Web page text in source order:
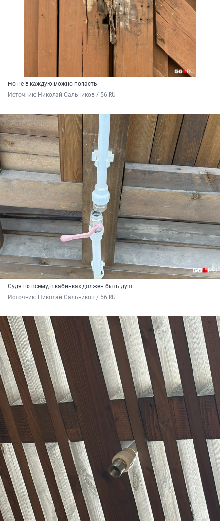
Но не в каждую можно попасть
Источник: Николай Сальников / 56.RU
Судя по всему, в кабинках должен быть душ
Источник: Николай Сальников / 56.RU